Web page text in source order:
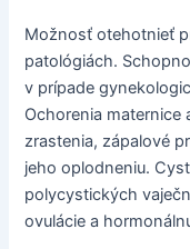
Možnosť otehotnieť
patológiách.
v prípade
Ochorenia
zrastenia, zápalové
jeho oplodneniu.
polycystických
ovulácie a